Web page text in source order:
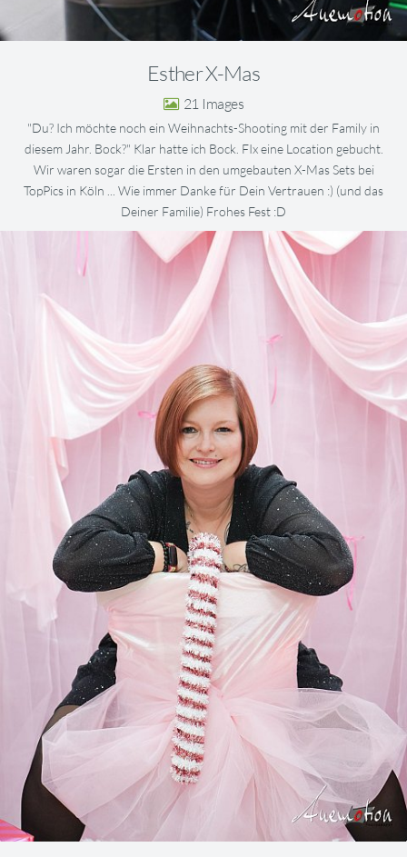
Esther X-Mas
21
"Du? Ich möchte noch ein Weihnachts-Shooting mit der Family in
diesem Jahr. Bock?" Klar hatte ich Bock. FIx eine Location gebucht.
Wir waren sogar die Ersten in den umgebauten X-Mas Sets bei
TopPics in Köln ... Wie immer Danke für Dein Vertrauen :) (und das
Deiner Familie) Frohes Fest :D